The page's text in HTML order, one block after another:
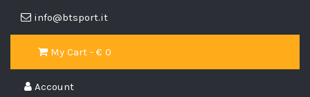
info@btsport.it
My Cart - € 0
Account